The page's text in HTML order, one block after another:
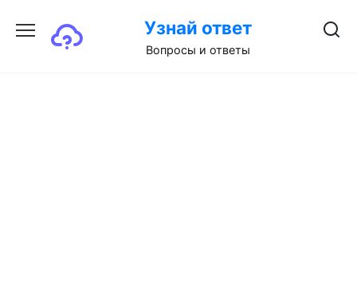
содержанию
Узнай ответ
Вопросы и ответы